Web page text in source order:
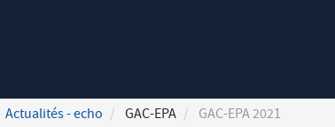
Actualités - echo GAC-EPA GAC-EPA 2021